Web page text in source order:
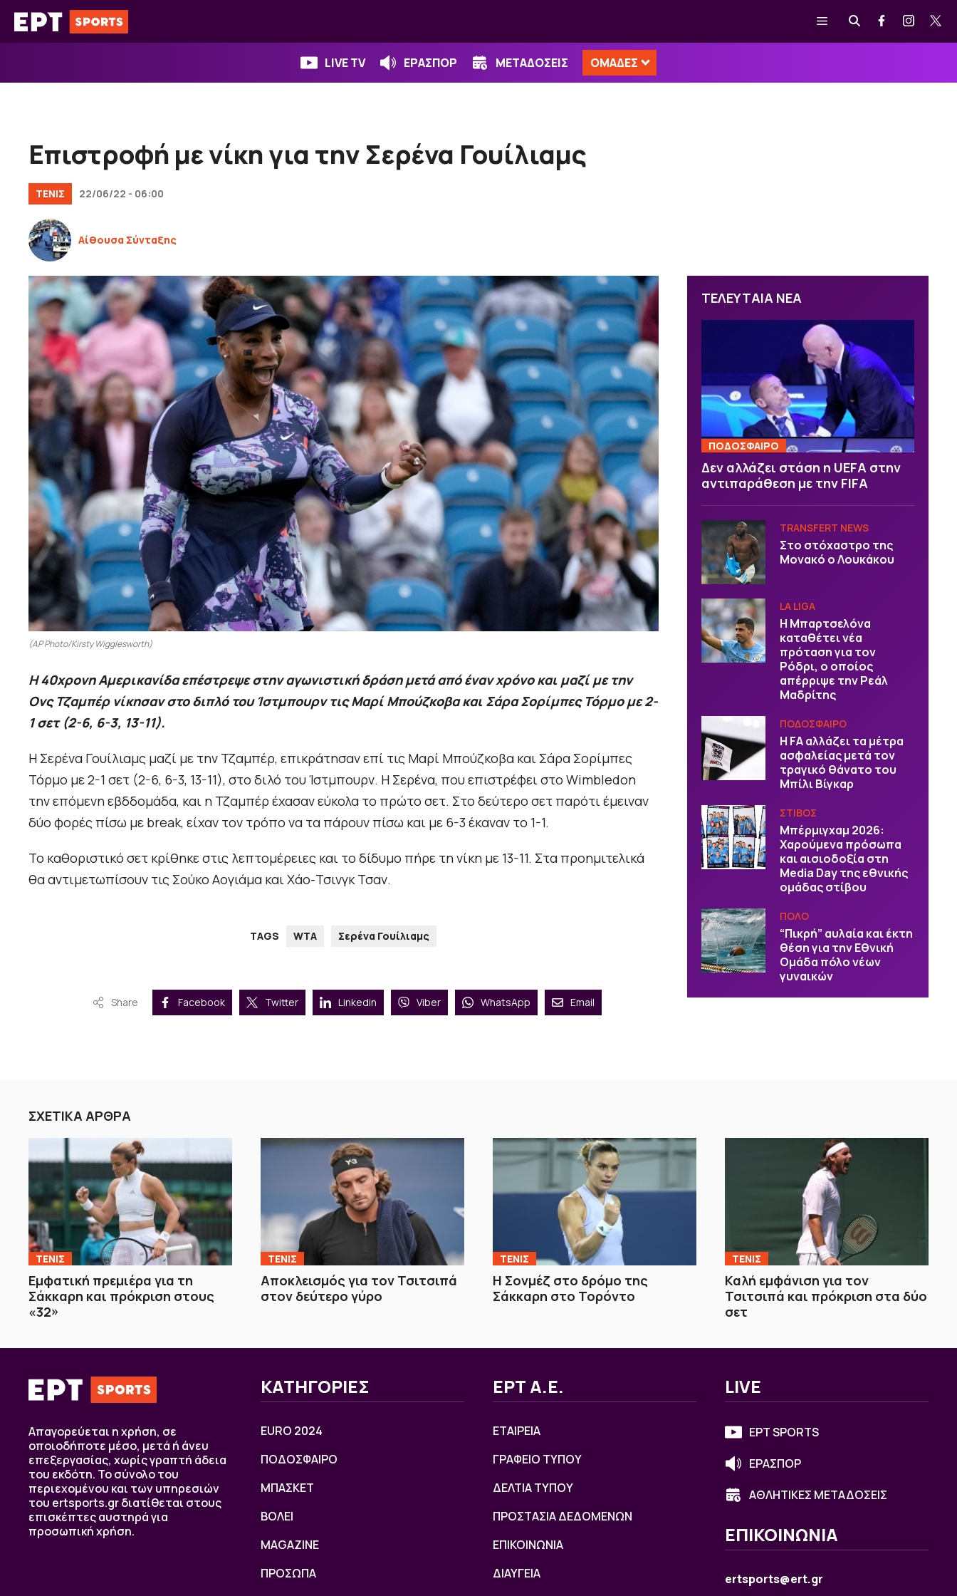
Μετάβαση
σε
Μενού
LIVE TV ΕΡΑΣΠΟΡ ΜΕΤΑΔΟΣΕΙΣ ΟΜΑΔΕΣ
Επιστροφή με νίκη για την Σερένα Γουίλιαμς
ΤΕΝΙΣ 22/06/22 - 06:00
Αίθουσα Σύνταξης
(AP Photo/Kirsty Wigglesworth)
Η 40χρονη Αμερικανίδα επέστρεψε στην αγωνιστική δράση μετά από έναν χρόνο και μαζί με την
Ονς Τζαμπέρ νίκησαν στο διπλό του Ίστμπουρν τις Μαρί Μπούζκοβα και Σάρα Σορίμπες Τόρμο με 2-
1 σετ (2-6, 6-3, 13-11).
Η Σερένα Γουίλιαμς μαζί με την Τζαμπέρ, επικράτησαν επί τις Μαρί Μπούζκοβα και Σάρα Σορίμπες
Τόρμο με 2-1 σετ (2-6, 6-3, 13-11), στο διλό του Ίστμπουρν. Η Σερένα, που επιστρέφει στο Wimbledon
την επόμενη εβδδομάδα, και η Τζαμπέρ έχασαν εύκολα το πρώτο σετ. Στο δεύτερο σετ παρότι έμειναν
δύο φορές πίσω με break, είχαν τον τρόπο να τα πάρουν πίσω και με 6-3 έκαναν το 1-1.
Το καθοριστικό σετ κρίθηκε στις λεπτομέρειες και το δίδυμο πήρε τη νίκη με 13-11. Στα προημιτελικά
θα αντιμετωπίσουν τις Σούκο Αογιάμα και Χάο-Τσινγκ Τσαν.
TAGS WTA Σερένα Γουίλιαμς
Share Facebook Twitter Linkedin Viber WhatsApp Email
ΤΕΛΕΥΤΑΙΑ ΝΕΑ
ΠΟΔΟΣΦΑΙΡΟ
Δεν αλλάζει στάση η UEFA στην
αντιπαράθεση με την FIFA
TRANSFERT NEWS
Στο στόχαστρο της
Μονακό ο Λουκάκου
LA LIGA
Η Μπαρτσελόνα
καταθέτει νέα
πρόταση για τον
Ρόδρι, ο οποίος
απέρριψε την Ρεάλ
Μαδρίτης
ΠΟΔΟΣΦΑΙΡΟ
Η FA αλλάζει τα μέτρα
ασφαλείας μετά τον
τραγικό θάνατο του
Μπίλι Βίγκαρ
ΣΤΙΒΟΣ
Μπέρμιγχαμ 2026:
Χαρούμενα πρόσωπα
και αισιοδοξία στη
Media Day της εθνικής
ομάδας στίβου
ΠΟΛΟ
“Πικρή” αυλαία και έκτη
θέση για την Εθνική
Ομάδα πόλο νέων
γυναικών
ΣΧΕΤΙΚΑ ΑΡΘΡΑ
ΤΕΝΙΣ
Εμφατική πρεμιέρα για τη
Σάκκαρη και πρόκριση στους
«32»
ΤΕΝΙΣ
Αποκλεισμός για τον Τσιτσιπά
στον δεύτερο γύρο
ΤΕΝΙΣ
Η Σονμέζ στο δρόμο της
Σάκκαρη στο Τορόντο
ΤΕΝΙΣ
Καλή εμφάνιση για τον
Τσιτσιπά και πρόκριση στα δύο
σετ
Απαγορεύεται η χρήση, σε
οποιοδήποτε μέσο, μετά ή άνευ
επεξεργασίας, χωρίς γραπτή άδεια
του εκδότη. Το σύνολο του
περιεχομένου και των υπηρεσιών
του ertsports.gr διατίθεται στους
επισκέπτες αυστηρά για
προσωπική χρήση.
ΚΑΤΗΓΟΡΙΕΣ
EURO 2024
ΠΟΔΟΣΦΑΙΡΟ
ΜΠΑΣΚΕΤ
ΒOΛΕΙ
MAGAZINE
ΠΡΟΣΩΠΑ
ΕΡΤ Α.Ε.
ΕΤΑΙΡΕΙΑ
ΓΡΑΦΕΙΟ ΤΥΠΟΥ
ΔΕΛΤΙΑ ΤΥΠΟΥ
ΠΡΟΣΤΑΣΙΑ ΔΕΔΟΜΕΝΩΝ
ΕΠΙΚΟΙΝΩΝΙΑ
ΔΙΑΥΓΕΙΑ
LIVE
ΕΡΤ SPORTS
ΕΡΑΣΠΟΡ
ΑΘΛΗΤΙΚΕΣ ΜΕΤΑΔΟΣΕΙΣ
ΕΠΙΚΟΙΝΩΝΙΑ
ertsports@ert.gr